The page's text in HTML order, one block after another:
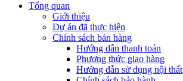
Tổng quan
Giới thiệu
Dự án đã thực hiện
Chính sách bán hàng
Hướng dẫn thanh toán
Phương thức giao hàng
Hướng dẫn sử dụng nội thất